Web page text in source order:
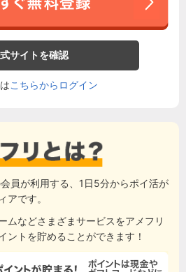
サイトを確認
こちらからログイン
員が利用する、1日5分からポイ活が
アです。
ムなどさまざまサービスをアメフリ
ントを貯めることができます！